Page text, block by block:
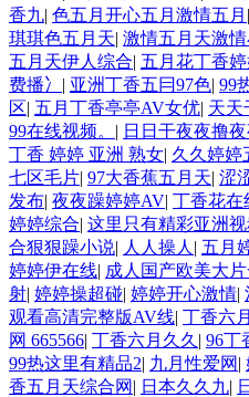
香九| 色五月开心五月激情五月 |
琪琪色五月天| 激情五月天激
五月天伊人综合| 五月花丁香
费播冫 | 亚洲丁香五冃97色| 99
区| 五月丁香亭亭AV女优| 天天
99在线视频。 | 日日干夜夜撸
丁香 婷婷 亚洲 熟女| 久久婷婷
七区毛片| 97大香蕉五月天| 涩
发布| 夜夜躁婷婷AV| 丁香花在
婷婷综合| 这里只有精彩亚洲
合狠狠躁小说| 人人操人 | 五月
婷婷伊在线| 成人国产欧美大
射| 婷婷操超碰| 婷婷开心激情|
观看高清完整版AV线| 丁香六
网 665566| 丁香六月久久 | 96丁
99热这里有精品2| 九月性爱网 |
香五月天综合网 | 日本久久九|